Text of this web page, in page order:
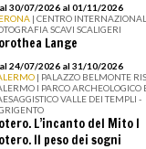
30/07/2026 al 01/11/2026
| CENTRO
SCAVI SCALIGERI
Lange
24/07/2026 al 31/10/2026
| PALAZZO BELMONTE
I PARCO ARCHEOLOGICO
VALLE DEI TEMPLI -
L’incanto del Mito I
Il peso dei sogni